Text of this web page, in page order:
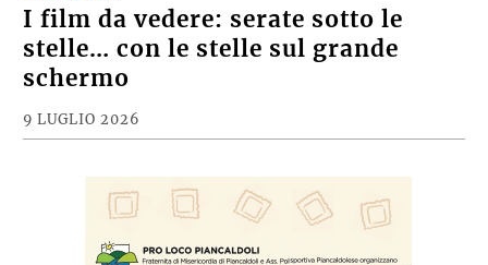
I film da vedere: serate sotto le
stelle… con le stelle sul grande
schermo
9 LUGLIO 2026